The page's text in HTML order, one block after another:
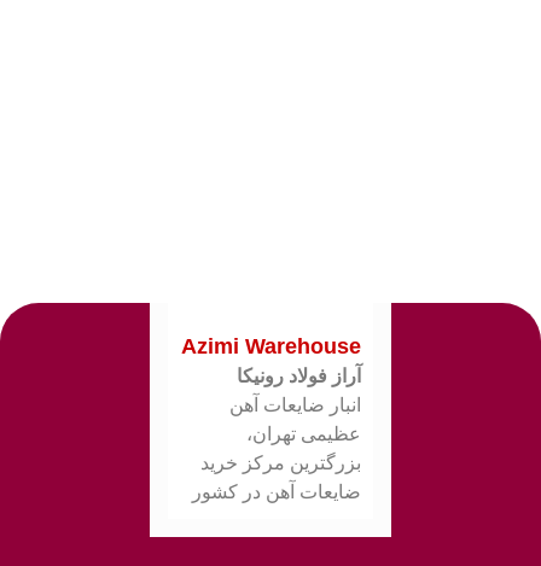
Azimi Warehouse
آراز فولاد رونیکا
انبار ضایعات آهن
عظیمی تهران،
بزرگترین مرکز خرید
ضایعات آهن در کشور